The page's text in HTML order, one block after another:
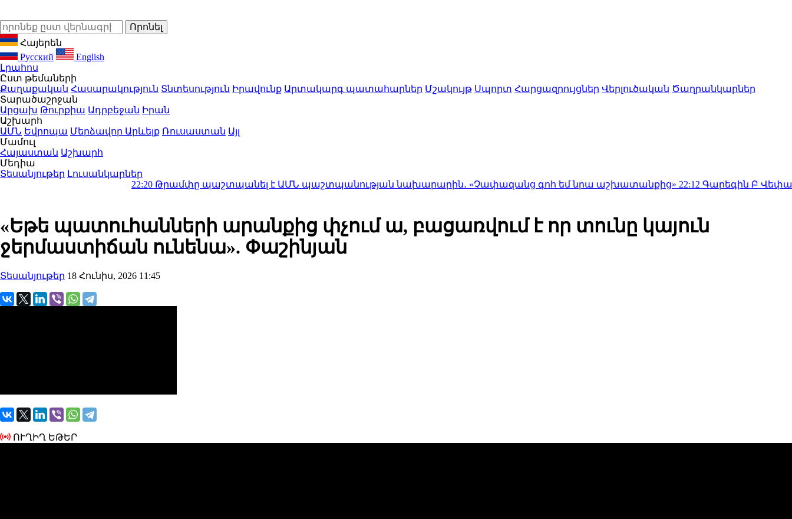
Հայերեն
Русский
English
Լրահոս
Ըստ թեմաների
Քաղաքական Հասարակություն Տնտեսություն Իրավունք Արտակարգ պատահարներ Մշակույթ Սպորտ Հարցազրույցներ Վերլուծական Ծաղրանկարներ
Տարածաշրջան
Արցախ Թուրքիա Ադրբեջան Իրան
Աշխարհ
ԱՄՆ Եվրոպա Մերձավոր Արևելք Ռուսաստան Այլ
Մամուլ
Հայաստան Աշխարհ
Մեդիա
Տեսանյութեր Լուսանկարներ
Թրամփը պաշտպանել է ԱՄՆ պաշտպանության նախարարին․ «Չափազանց գոհ եմ նրա աշխատանքից»22:12Գարեգին Բ Վեփահառին
«Եթե պատուհանների արանքից փչում ա, բացառվում է որ տունը կայուն
ջերմաստիճան ունենա». Փաշինյան
Տեսանյութեր 18 Հունիս, 2026 11:45
ՈՒՂԻՂ ԵԹԵՐ